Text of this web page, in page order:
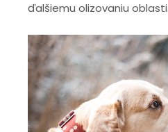
ďalšiemu olizovaniu oblasti.